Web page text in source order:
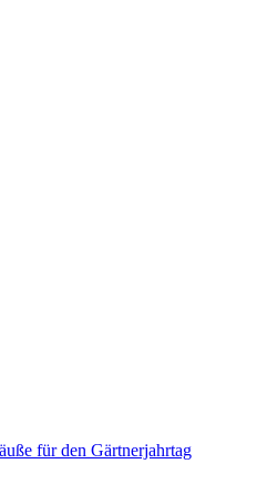
für den Gärtnerjahrtag